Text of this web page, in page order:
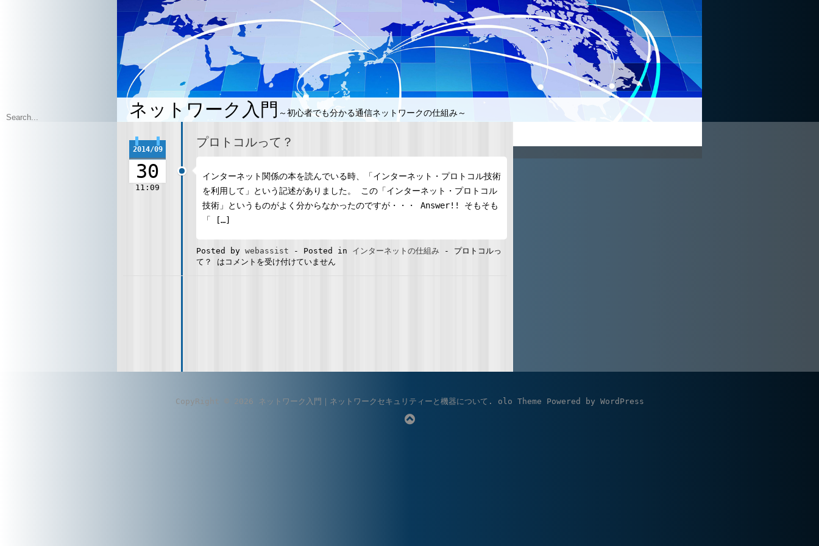
ネットワーク入門 ～初心者でも分かる通信ネットワークの仕組み～
プロトコルって？
2014/09
30
11:09
インターネット関係の本を読んでいる時、「インターネット・プロトコル技術
を利用して」という記述がありました。 この「インターネット・プロトコル
技術」というものがよく分からなかったのですが・・・ Answer!! そもそも
「 […]
Posted by webassist - Posted in インターネットの仕組み - プロトコルっ
て？ は コメントを受け付けていません
CopyRight © 2026 ネットワーク入門｜ネットワークセキュリティーと機器について . olo Theme Powered by WordPress